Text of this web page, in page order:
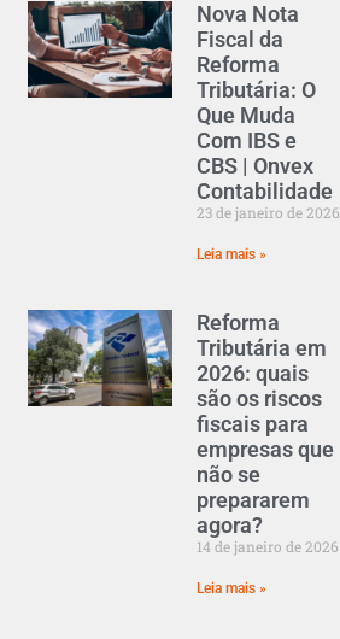
Nova Nota
Fiscal da
Reforma
Tributária: O
Que Muda
Com IBS e
CBS | Onvex
Contabilidade
23 de janeiro de 2026
Leia mais »
Reforma
Tributária em
2026: quais
são os riscos
fiscais para
empresas que
não se
prepararem
agora?
14 de janeiro de 2026
Leia mais »